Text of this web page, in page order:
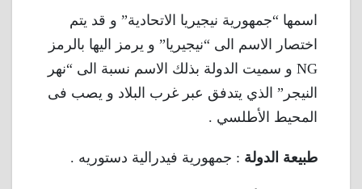
اسمها “جمهورية نيجيريا الاتحادية” و قد يتم
اختصار الاسم الى “نيجيريا” و يرمز اليها بالرمز
NG و سميت الدولة بذلك الاسم نسبة الى “نهر
النيجر” الذي يتدفق عبر غرب البلاد و يصب فى
المحيط الأطلسي .
طبيعة الدولة : جمهورية فيدرالية دستوريه .